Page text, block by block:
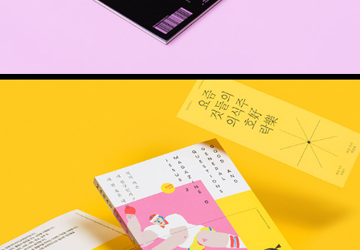
메거진 G vol 2.  –  적의 적은 내 친구인가?